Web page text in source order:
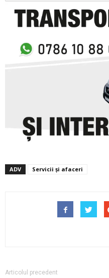
ADV Servicii și afaceri
Articolul precedent